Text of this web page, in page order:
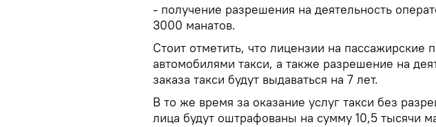
- получение разрешения на деятельность
3000 манатов.
Стоит отметить, что лицензии на пассажирские
автомобилями такси, а также разрешение на
заказа такси будут выдаваться на 7 лет.
В то же время за оказание услуг такси без
лица будут оштрафованы на сумму 10,5 тысячи